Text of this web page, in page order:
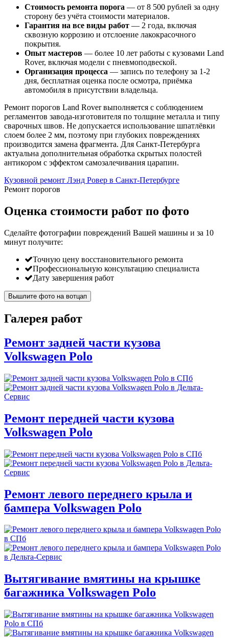
Стоимость ремонта порога — от 8 500 рублей за одну
сторону без учёта стоимости материалов.
Гарантия на все виды работ — 2 года, включая
сквозную коррозию и отслоение лакокрасочного
покрытия.
Опыт мастеров — более 10 лет работы с кузовами Land
Rover, включая модели с пневмоподвеской.
Организация процесса — запись по телефону за 1-2
дня, бесплатная оценка после осмотра, приёмка
автомобиля в присутствии владельца.
Ремонт порогов Land Rover выполняется с соблюдением
регламентов завода-изготовителя по толщине металла и типу
сварочных швов. Не допускается использование шпатлёвки
слоем более 2 мм, поэтому при глубоких повреждениях
производится замена фрагмента. Для Санкт-Петербурга
актуальна дополнительная обработка скрытых полостей
антикором с эффектом самозалечивания царапин.
Кузовной ремонт Лэнд Ровер в Санкт-Петербурге
Ремонт порогов
Оценка стоимости работ по фото
Сделайте фотографии повреждений Вашей машины и за 10
минут получите:
Точную цену восстановительного ремонта
Профессиональную консультацию специалиста
Дату завершения работ
Вышлите фото на вотцап
Галерея работ
Ремонт задней части кузова
Volkswagen Polo
Ремонт передней части кузова
Volkswagen Polo
Ремонт левого переднего крыла и
бампера Volkswagen Polo
Вытягивание вмятины на крышке
багажника Volkswagen Polo